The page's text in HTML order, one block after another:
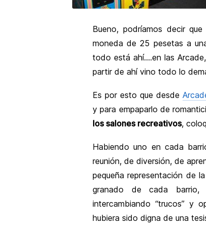
Bueno, podríamos decir
moneda de 25 pesetas a
todo está ahí….en las
partir de ahí vino todo lo
Es por esto que desde
y para empaparlo de
los salones recreativos,
Habiendo uno en cada
reunión, de diversión, de
pequeña representación de
granado de cada barrio,
intercambiando “trucos” y
hubiera sido digna de una